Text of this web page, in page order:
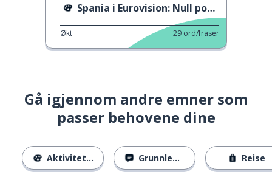
Spania i Eurovision: Null poeng
Økt 29 ord/fraser
Gå igjennom andre emner som
passer behovene dine
Aktiviteter Grunnleggende Reise